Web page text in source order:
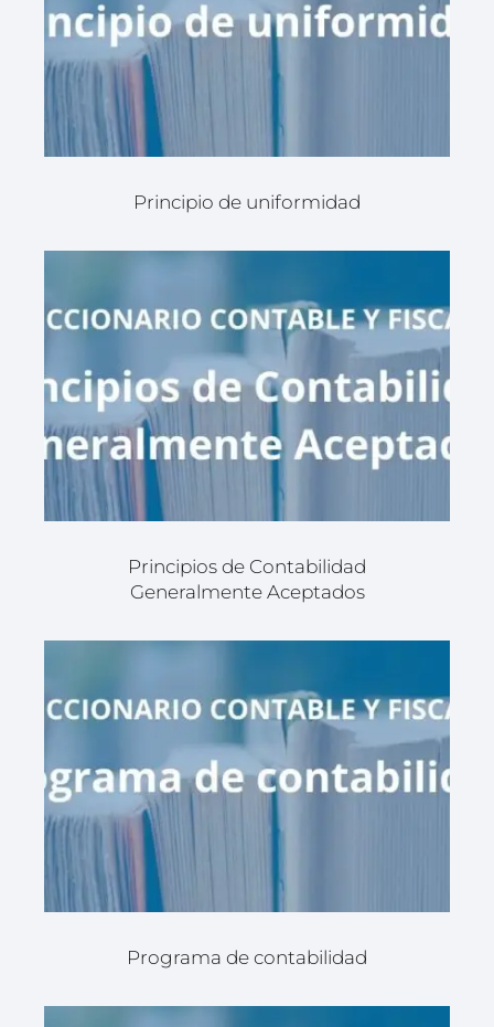
Principio de uniformidad
Principios de Contabilidad
Generalmente Aceptados
Programa de contabilidad